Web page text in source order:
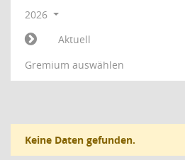
2026
Aktuell
Gremium auswählen
Keine Daten gefunden.